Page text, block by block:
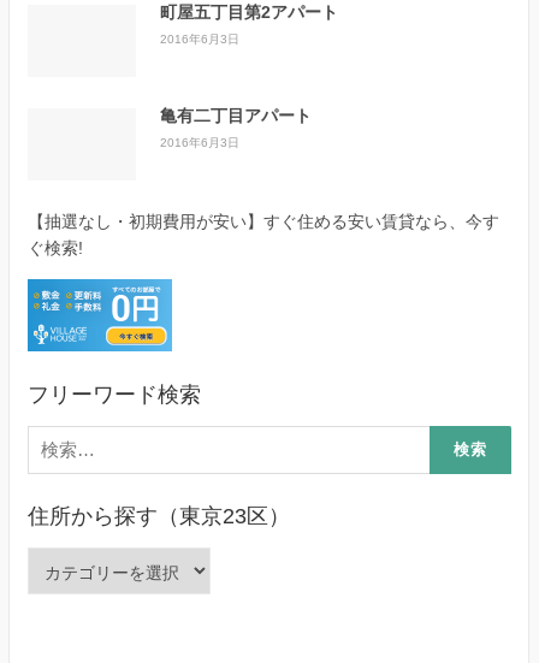
町屋五丁目第2アパート
2016年6月3日
亀有二丁目アパート
2016年6月3日
【抽選なし・初期費用が安い】すぐ住める安い賃貸なら、今す
ぐ検索!
フリーワード検索
検
索:
住所から探す（東京23区）